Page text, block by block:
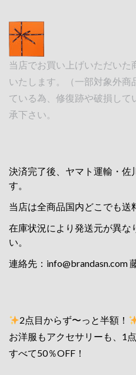
当店でお買い上げいただいた
いたします。（一部対象外
ている為、修復跡や破損して
承下さい。
決済完了後、ヤマト運輸・佐
す。
当店は全商品国内どこでも送
在庫状況により発送元が異な
い。
連絡先： info@brandasn.com
2点目からず〜っと半額！
お洋服もアクセサリーも、1
すべて50％OFF！